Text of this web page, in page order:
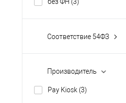
без ФН (3)
Соответствие 54ФЗ
Производитель
Pay Kiosk (3)